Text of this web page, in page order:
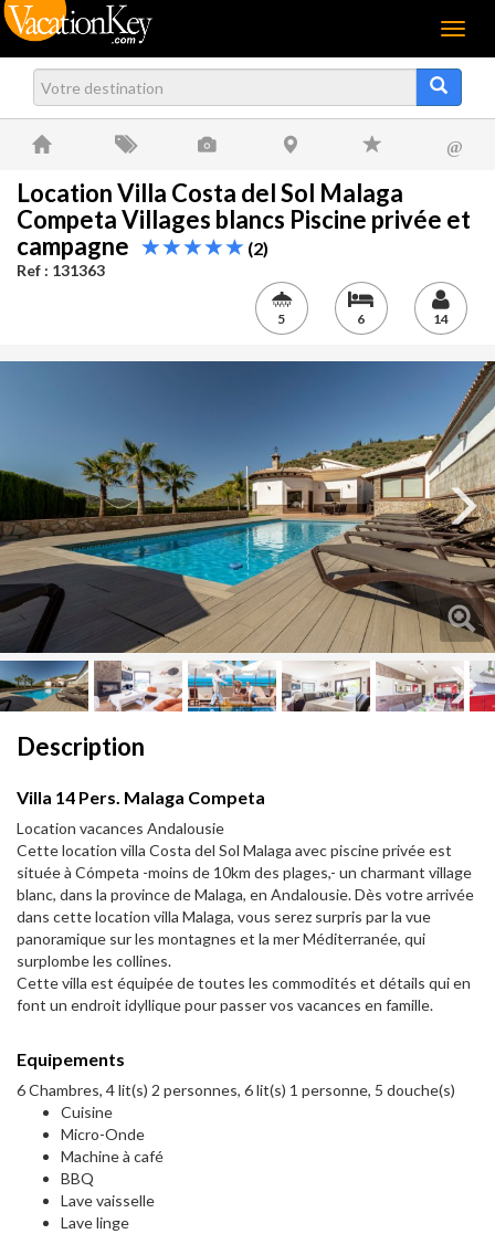
Menu
@
Location Villa Costa del Sol Malaga
Competa Villages blancs Piscine privée et
campagne
(2)
Ref : 131363
5 6 14
Next
Description
Villa 14 Pers. Malaga Competa
Location vacances Andalousie
Cette location villa Costa del Sol Malaga avec piscine privée est
située à Cómpeta -moins de 10km des plages,- un charmant village
blanc, dans la province de Malaga, en Andalousie. Dès votre arrivée
dans cette location villa Malaga, vous serez surpris par la vue
panoramique sur les montagnes et la mer Méditerranée, qui
surplombe les collines.
Cette villa est équipée de toutes les commodités et détails qui en
font un endroit idyllique pour passer vos vacances en famille.
Equipements
6 Chambres, 4 lit(s) 2 personnes, 6 lit(s) 1 personne, 5 douche(s)
Cuisine
Micro-Onde
Machine à café
BBQ
Lave vaisselle
Lave linge